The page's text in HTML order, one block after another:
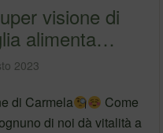
visione di
alimenta
2023
di Carmela
Come
di noi dà vitalità a